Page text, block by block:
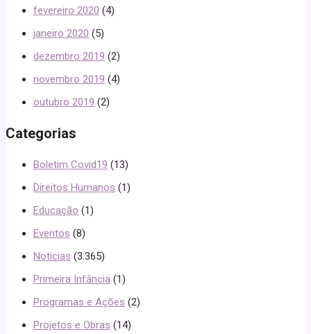
fevereiro 2020 (4)
janeiro 2020 (5)
dezembro 2019 (2)
novembro 2019 (4)
outubro 2019 (2)
Categorias
Boletim Covid19 (13)
Direitos Humanos (1)
Educação (1)
Eventos (8)
Noticias (3.365)
Primeira Infância (1)
Programas e Ações (2)
Projetos e Obras (14)